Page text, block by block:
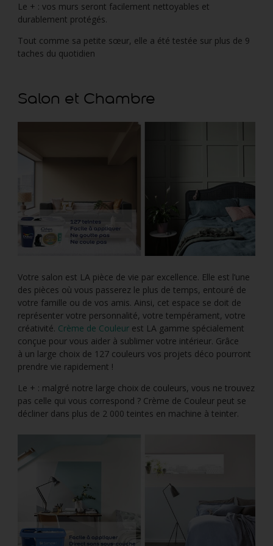
Le + : vos murs seront facilement nettoyables et
durablement protégés.
Tout comme sa petite sœur, elle a été testée sur plus de 9
taches du quotidien
Salon et Chambre
Votre salon est LA pièce de vie par excellence. Elle est l’une
des pièces où vous passerez le plus de temps, entouré de
votre famille ou de vos amis. Ainsi, cet espace se doit de
représenter votre personnalité, votre tempérament, votre
créativité. Crème de Couleur est LA gamme spécialement
conçue pour vous aider à sublimer votre intérieur. Grâce
à un large choix de 127 couleurs vos projets déco pourront
prendre vie rapidement !
Le + : malgré notre large choix de couleurs, vous ne trouvez
pas celle qui vous correspond ? Crème de Couleur peut se
décliner dans plus de 2 000 teintes en machine à teinter.